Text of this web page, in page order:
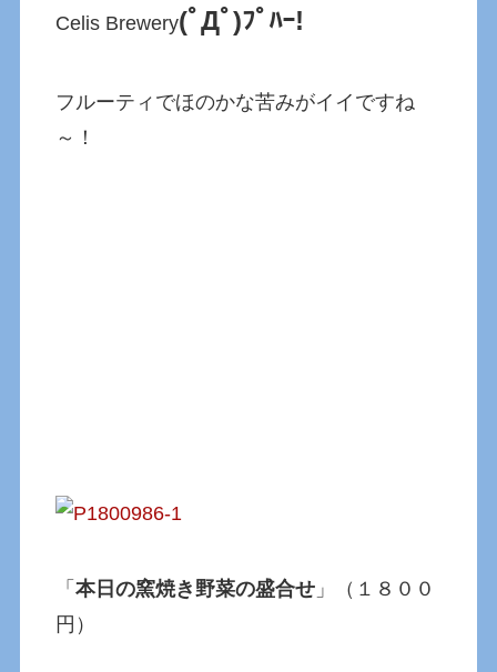
Celis Brewery(ﾟДﾟ)ﾌﾟﾊｰ!
フルーティでほのかな苦みがイイですね
～！
「本日の窯焼き野菜の盛合せ 」（１８００
円）